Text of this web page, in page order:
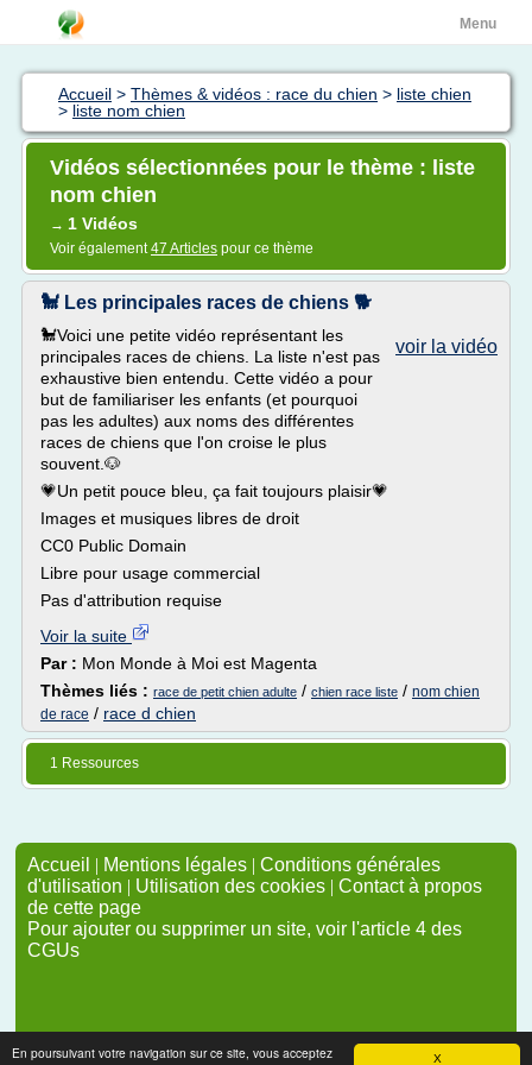
X
En poursuivant votre navigation sur ce site, vous acceptez
Menu
Accueil > Thèmes & vidéos : race du chien > liste chien
> liste nom chien
Vidéos sélectionnées pour le thème : liste
nom chien
→ 1 Vidéos
Voir également47 Articles pour ce thème
🐩 Les principales races de chiens 🐕
voir la vidéo
🐩Voici une petite vidéo représentant les
principales races de chiens. La liste n'est pas
exhaustive bien entendu. Cette vidéo a pour
but de familiariser les enfants (et pourquoi
pas les adultes) aux noms des différentes
races de chiens que l'on croise le plus
souvent.🐶
💗Un petit pouce bleu, ça fait toujours plaisir💗
Images et musiques libres de droit
CC0 Public Domain
Libre pour usage commercial
Pas d'attribution requise
Voir la suite
Par : Mon Monde à Moi est Magenta
Thèmes liés : race de petit chien adulte / chien race liste / nom chien
de race / race d chien
1 Ressources
Accueil | Mentions légales | Conditions générales
d'utilisation | Utilisation des cookies | Contact à propos
de cette page
Pour ajouter ou supprimer un site, voir l'article 4 des
CGUs